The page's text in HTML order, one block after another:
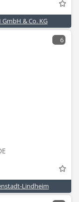
& Co. KG
6
Lindheim